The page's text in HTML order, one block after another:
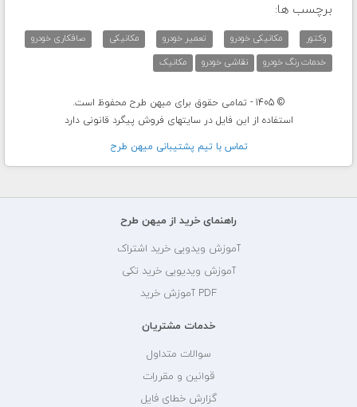
برچسب ها:
وکتور مکانیکی خودرو تعمیر خودرو مکانیکی
صافکاری خودرو
خدمات رنگ خودرو
نقاشی خودرو مکانیک
© 1405 - تمامی حقوق برای میهن طرح محفوظ است.
استفاده از این فایل در سایتهای فروش پیگرد قانونی دارد
تماس با تيم پشتيبانی ميهن طرح
راهنمای خرید از میهن طرح
آموزش ویدویی خرید اشتراک
آموزش ویدیویی خرید تکی
PDF آموزش خرید
خدمات مشتریان
سوالات متداول
قوانین و مقررات
گزارش خطای فایل